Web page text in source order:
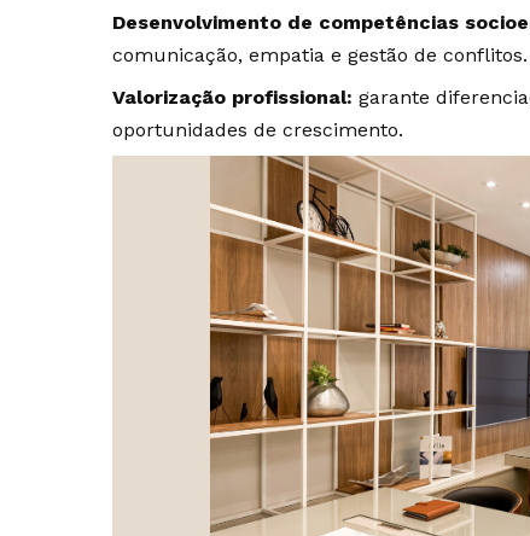
Desenvolvimento de competências
comunicação, empatia e gestão de conflitos.
Valorização profissional: garante
oportunidades de crescimento.